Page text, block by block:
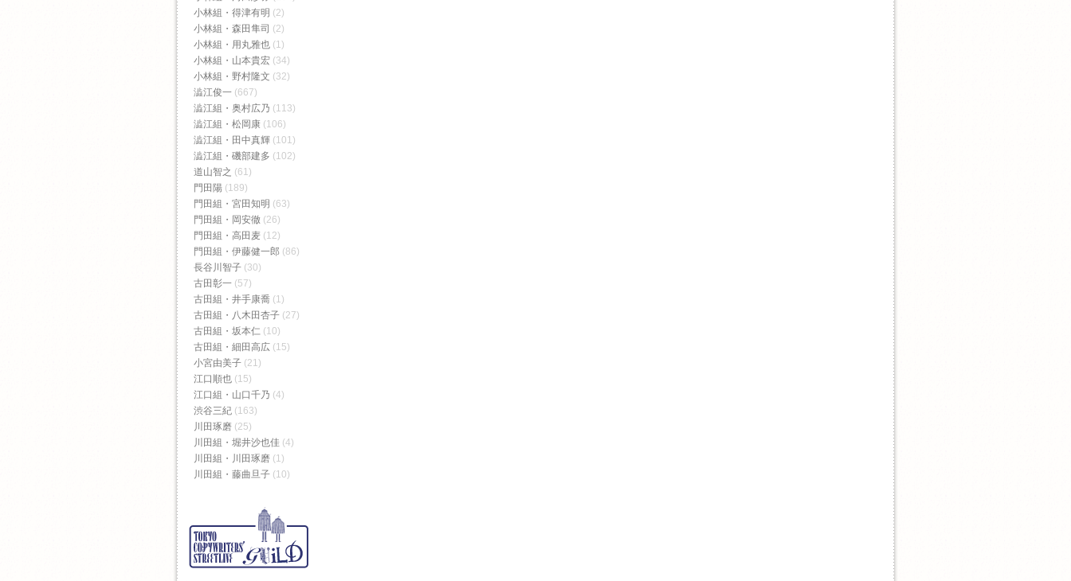
小林組・得津有明 (2)
小林組・森田隼司 (2)
小林組・用丸雅也 (1)
小林組・山本貴宏 (34)
小林組・野村隆文 (32)
澁江俊一 (667)
澁江組・奥村広乃 (113)
澁江組・松岡康 (106)
澁江組・田中真輝 (101)
澁江組・磯部建多 (102)
道山智之 (61)
門田陽 (189)
門田組・宮田知明 (63)
門田組・岡安徹 (26)
門田組・高田麦 (12)
門田組・伊藤健一郎 (86)
長谷川智子 (30)
古田彰一 (57)
古田組・井手康喬 (1)
古田組・八木田杏子 (27)
古田組・坂本仁 (10)
古田組・細田高広 (15)
小宮由美子 (21)
江口順也 (15)
江口組・山口千乃 (4)
渋谷三紀 (163)
川田琢磨 (25)
川田組・堀井沙也佳 (4)
川田組・川田琢磨 (1)
川田組・藤曲旦子 (10)